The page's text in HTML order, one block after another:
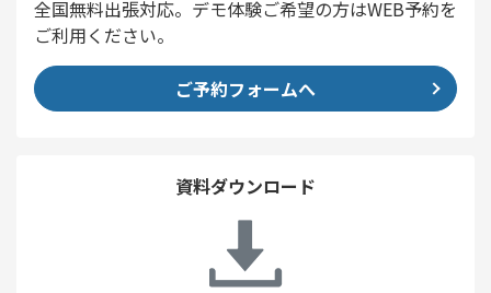
全国無料出張対応。デモ体験ご希望の方はWEB予約を
ご利用ください。
ご予約フォームへ
資料ダウンロード